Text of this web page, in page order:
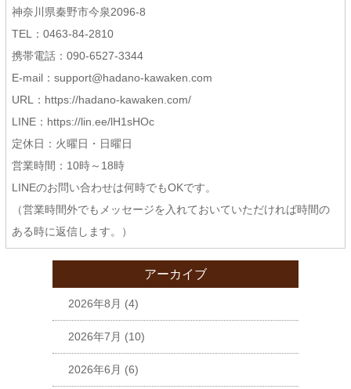
神奈川県秦野市今泉2096-8
TEL：0463-84-2810
携帯電話：090-6527-3344
E-mail：support@hadano-kawaken.com
URL：https://hadano-kawaken.com/
LINE：https://lin.ee/lH1sHOc
定休日：火曜日・日曜日
営業時間：10時～18時
LINEのお問い合わせは何時でもOKです。
（営業時間外でもメッセージを入れておいていただければ時間の
ある時に返信します。）
アーカイブ
2026年8月 (4)
2026年7月 (10)
2026年6月 (6)